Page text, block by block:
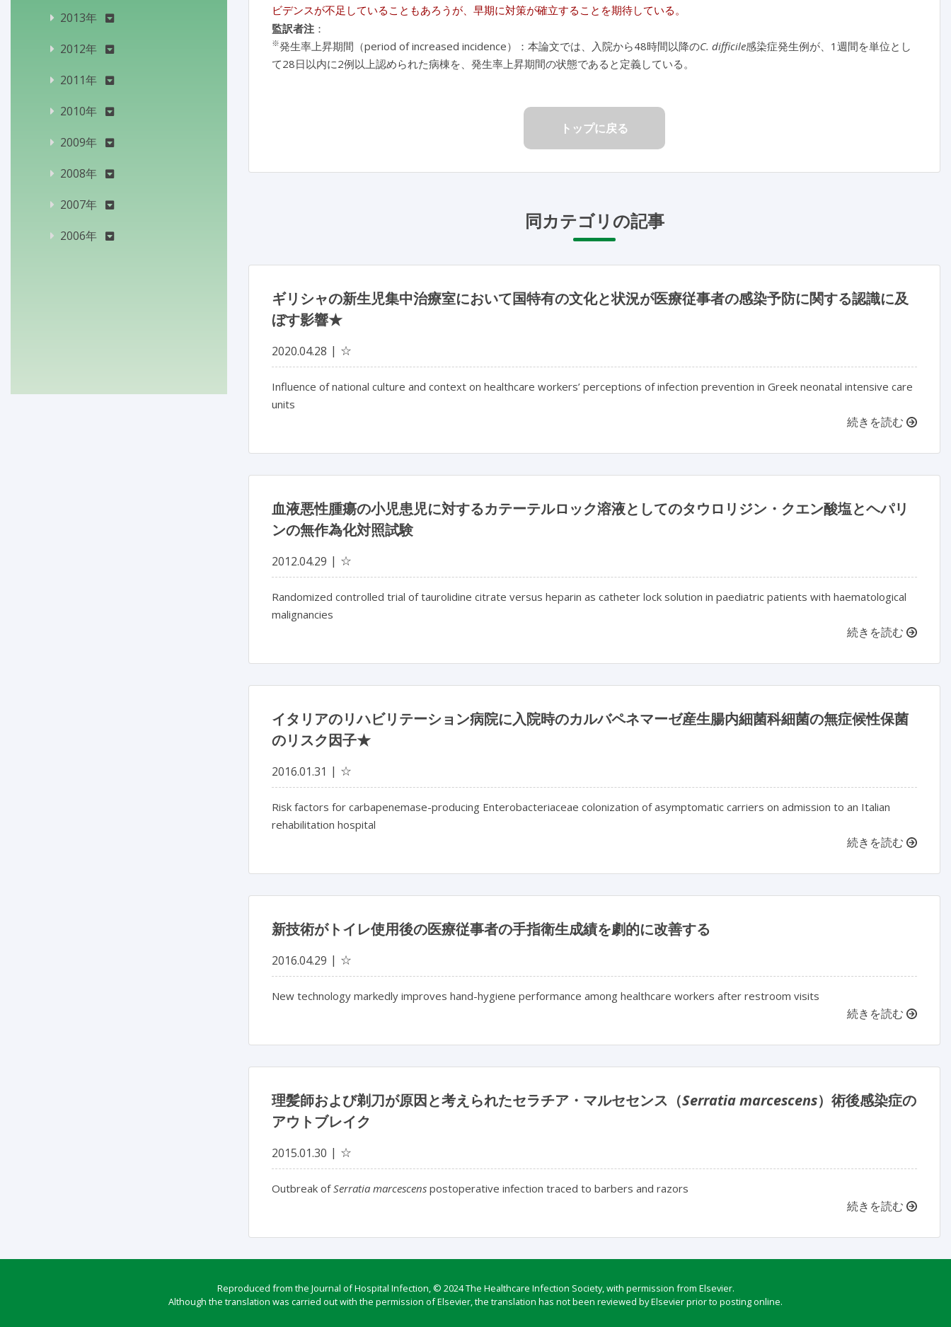
ビデンスが不足していることもあろうが、早期に対策が確立することを期待している。
監訳者注 ：
※発生率上昇期間（period of increased incidence）：本論文では、入院から48時間以降のC. difficile感染症発生例が、1週間を単位とし
て28日以内に2例以上認められた病棟を、発生率上昇期間の状態であると定義している。
トップに戻る
同カテゴリの記事
ギリシャの新生児集中治療室において国特有の文化と状況が医療従事者の感染予防に関する認識に及
ぼす影響★
2020.04.28 ☆
Influence of national culture and context on healthcare workers’ perceptions of infection prevention in Greek neonatal intensive care
units
続きを読む
血液悪性腫瘍の小児患児に対するカテーテルロック溶液としてのタウロリジン・クエン酸塩とヘパリ
ンの無作為化対照試験
2012.04.29 ☆
Randomized controlled trial of taurolidine citrate versus heparin as catheter lock solution in paediatric patients with haematological
malignancies
続きを読む
イタリアのリハビリテーション病院に入院時のカルバペネマーゼ産生腸内細菌科細菌の無症候性保菌
のリスク因子★
2016.01.31 ☆
Risk factors for carbapenemase-producing Enterobacteriaceae colonization of asymptomatic carriers on admission to an Italian
rehabilitation hospital
続きを読む
新技術がトイレ使用後の医療従事者の手指衛生成績を劇的に改善する
2016.04.29 ☆
New technology markedly improves hand-hygiene performance among healthcare workers after restroom visits
続きを読む
理髪師および剃刀が原因と考えられたセラチア・マルセセンス（Serratia marcescens）術後感染症の
アウトブレイク
2015.01.30 ☆
Outbreak ofSerratia marcescens postoperative infection traced to barbers and razors
続きを読む
2013年
2012年
2011年
2010年
2009年
2008年
2007年
2006年
Reproduced from the Journal of Hospital Infection, © 2024 The Healthcare Infection Society, with permission from Elsevier.
Although the translation was carried out with the permission of Elsevier, the translation has not been reviewed by Elsevier prior to posting online.